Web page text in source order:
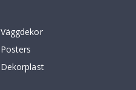
Väggdekor
Posters
Dekorplast